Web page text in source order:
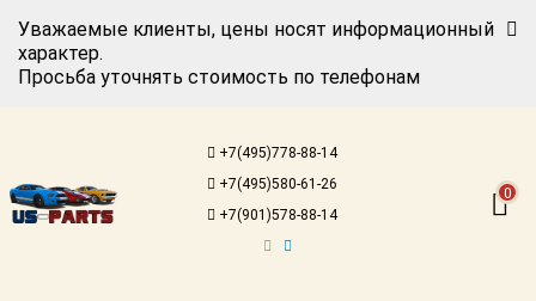
Уважаемые клиенты, цены носят информационный
характер.
Просьба уточнять стоимость по телефонам
+7(495)778-88-14
+7(495)580-61-26
+7(901)578-88-14
0
Авторизация
американских
автомобилей